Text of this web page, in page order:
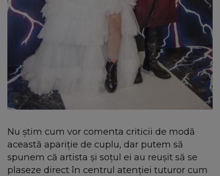
Nu ştim cum vor comenta criticii de modă
această apariţie de cuplu, dar putem să
spunem că artista şi soţul ei au reuşit să se
plaseze direct în centrul atenţiei tuturor cum